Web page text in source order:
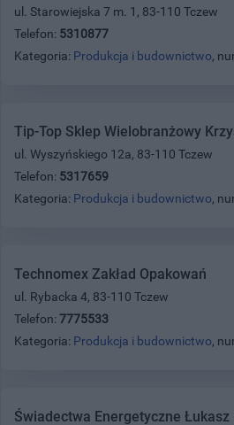
ul. Starowiejska 7 m. 1, 83-110 Tczew
Telefon: 5310877
Kategoria: Produkcja i budownictwo,
Tip-Top Sklep Wielobranżowy
ul. Wyszyńskiego 12a, 83-110 Tczew
Telefon: 5317659
Kategoria: Produkcja i budownictwo,
Technomex Zakład Opakowań
ul. Rybacka 4, 83-110 Tczew
Telefon: 7775533
Kategoria: Produkcja i budownictwo,
Świadectwa Energetyczne Łukasz